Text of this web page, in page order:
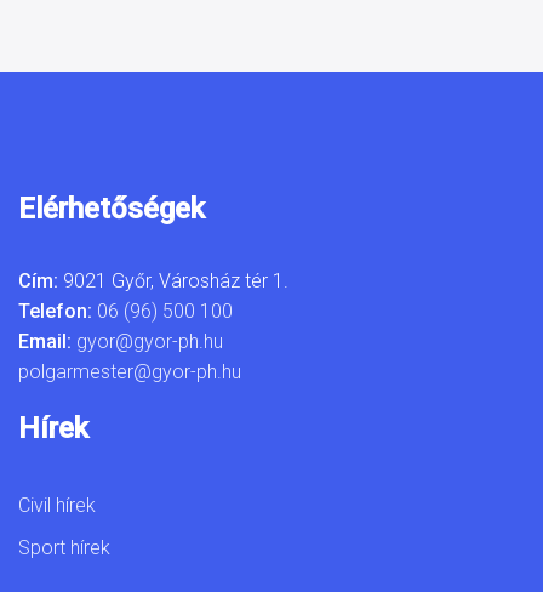
Elérhetőségek
Cím: 9021 Győr, Városház tér 1.
Telefon: 06 (96) 500 100
Email: gyor@gyor-ph.hu
polgarmester@gyor-ph.hu
Hírek
Civil hírek
Sport hírek